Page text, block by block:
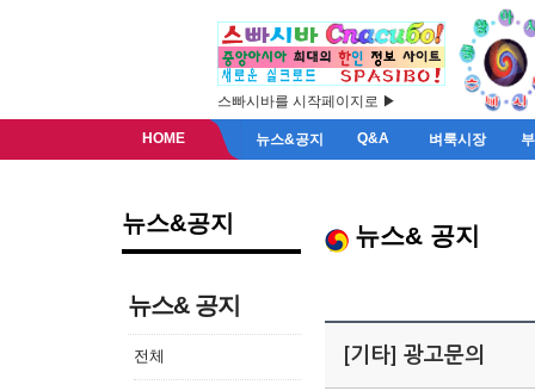
스빠시바를 시작페이지로 ▶
HOME 뉴스&공지 Q&A 벼룩시장
뉴스&공지
뉴스& 공지
전체
뉴스& 공지
[기타] 광고문의